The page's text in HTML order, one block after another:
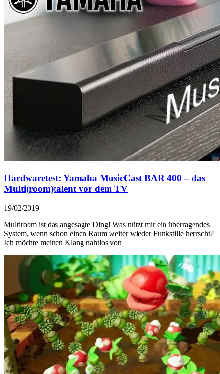
Hardwaretest: Yamaha MusicCast BAR 400 – das
Multi(room)talent vor dem TV
19/02/2019
Multiroom ist das angesagte Ding! Was nützt mir ein überragendes
System, wenn schon einen Raum weiter wieder Funkstille herrscht?
Ich möchte meinen Klang nahtlos von